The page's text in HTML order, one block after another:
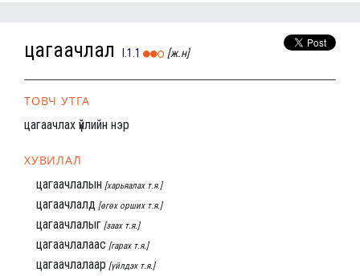
цагаачлал I.1.1 [ж.н]
ТОВЧ УТГА
цагаачлах үйлийн нэр
ХУВИЛАЛ
цагаачлалын [харьяалах т.я.]
цагаачлалд [өгөх орших т.я.]
цагаачлалыг [заах т.я.]
цагаачлалаас [гарах т.я.]
цагаачлалаар [үйлдэх т.я.]